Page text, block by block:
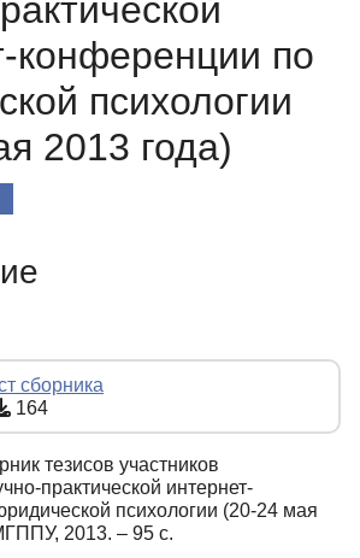
конференции по
психологии
2013 года)
сборника
164
тезисов участников
практической интернет-
психологии (20-24 мая
2013. – 95 с.